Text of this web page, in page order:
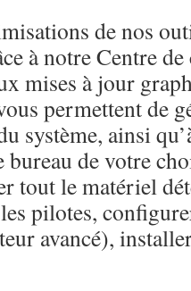
de nos
à notre Centre
mises à jour
permettent de
système, ainsi
bureau de votre
tout le matériel
pilotes,
avancé),